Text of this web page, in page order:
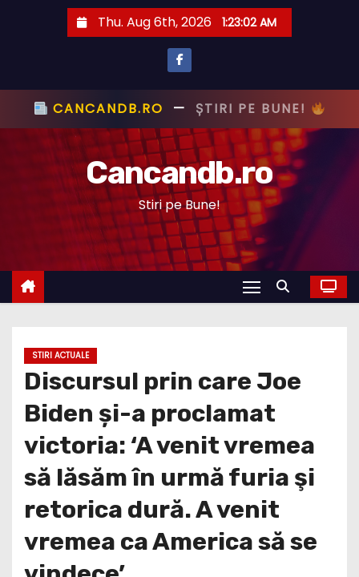
Thu. Aug 6th, 2026 1:23:03 AM
CANCANDB.RO — ȘTIRI PE BUNE!
Cancandb.ro
Stiri pe Bune!
STIRI ACTUALE
Discursul prin care Joe
Biden și-a proclamat
victoria: ‘A venit vremea
să lăsăm în urmă furia şi
retorica dură. A venit
vremea ca America să se